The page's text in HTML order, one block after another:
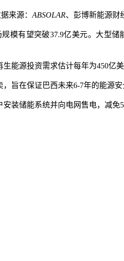
来源： ABSOLAR、彭博新能源财
模有望突破37.9亿美元。大型储
生能源投资需求估计每年为450亿
旨在保证巴西未来6-7年的能源安
安装储能系统并向电网售电，减免